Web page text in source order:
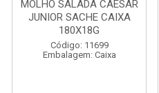
MOLHO SALADA CAESAR
JUNIOR SACHE CAIXA
180X18G
Código: 11699
Embalagem: Caixa